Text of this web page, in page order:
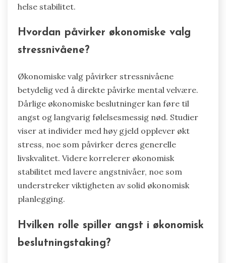
helse stabilitet.
Hvordan påvirker økonomiske valg
stressnivåene?
Økonomiske valg påvirker stressnivåene
betydelig ved å direkte påvirke mental velvære.
Dårlige økonomiske beslutninger kan føre til
angst og langvarig følelsesmessig nød. Studier
viser at individer med høy gjeld opplever økt
stress, noe som påvirker deres generelle
livskvalitet. Videre korrelerer økonomisk
stabilitet med lavere angstnivåer, noe som
understreker viktigheten av solid økonomisk
planlegging.
Hvilken rolle spiller angst i økonomisk
beslutningstaking?